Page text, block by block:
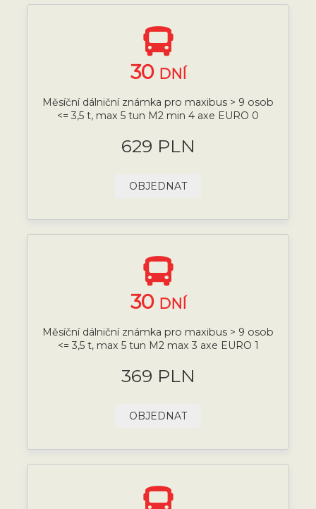
30 DNÍ
Měsíční dálniční známka pro maxibus > 9 osob
<= 3,5 t, max 5 tun M2 min 4 axe EURO 0
629 PLN
OBJEDNAT
30 DNÍ
Měsíční dálniční známka pro maxibus > 9 osob
<= 3,5 t, max 5 tun M2 max 3 axe EURO 1
369 PLN
OBJEDNAT